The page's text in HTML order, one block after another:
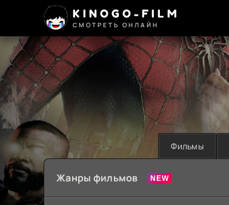
KINOGO-FILM
СМОТРЕТЬ ОНЛАЙН
Фильмы
Жанры фильмов